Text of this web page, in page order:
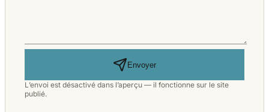
Envoyer
L’envoi est désactivé dans l’aperçu — il fonctionne sur le site
publié.